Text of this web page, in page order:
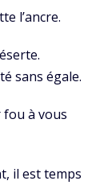
l’ancre.
sans égale.
fou à vous
il est temps